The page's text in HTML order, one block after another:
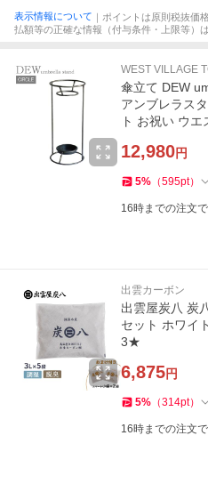
表示情報について ｜ポイントは原則税抜価
払額等の正確な情報（付与条件・上限等）
WEST VILLAGE
傘立て DEW
アンブレラス
ト お祝い ウエ
12,980円
5% （595pt）
16時までの注文
出雲カーボン
出雲屋炭八 炭
セット ホワイ
3★
6,875円
5% （314pt）
16時までの注文